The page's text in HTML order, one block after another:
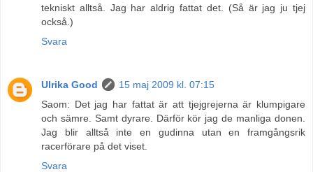
tekniskt alltså. Jag har aldrig fattat det. (Så är jag ju tjej
också.)
Svara
Ulrika Good
15 maj 2009 kl. 07:15
Saom: Det jag har fattat är att tjejgrejerna är klumpigare
och sämre. Samt dyrare. Därför kör jag de manliga donen.
Jag blir alltså inte en gudinna utan en framgångsrik
racerförare på det viset.
Svara